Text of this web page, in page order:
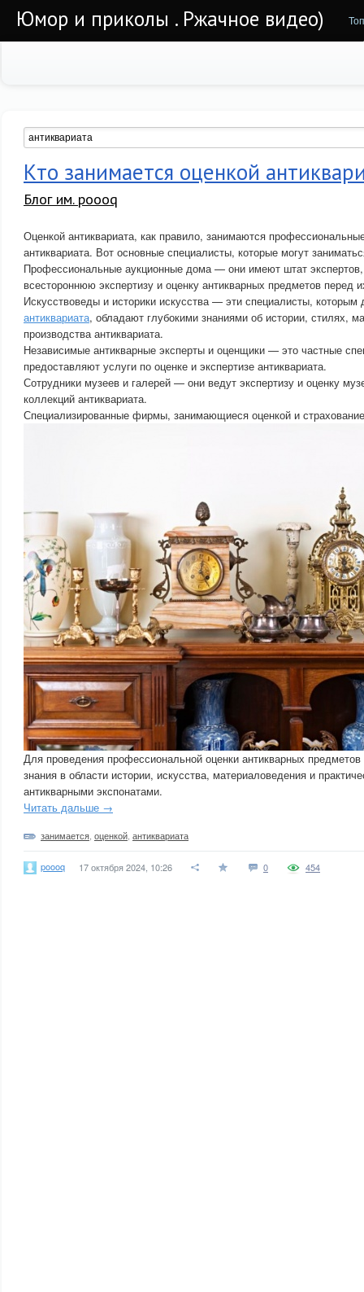
Юмор и приколы . Ржачное видео)
Кто занимается оценкой
Блог им. poooq
Оценкой антиквариата, как правило, занимаются
антиквариата. Вот основные специалисты, которые могут
Профессиональные аукционные дома — они имеют штат экспертов,
всестороннюю экспертизу и оценку антикварных предметов перед
Искусствоведы и историки искусства — эти специалисты, которым
антиквариата, обладают глубокими знаниями об истории, стилях,
производства антиквариата.
Независимые антикварные эксперты и оценщики — это частные
предоставляют услуги по оценке и экспертизе антиквариата.
Сотрудники музеев и галерей — они ведут экспертизу и оценку
коллекций антиквариата.
Специализированные фирмы, занимающиеся оценкой и
Для проведения профессиональной оценки антикварных
знания в области истории, искусства, материаловедения и
антикварными экспонатами.
Читать дальше →
занимается оценкой антиквариата
poooq 17 октября 2024, 10:26 0 454